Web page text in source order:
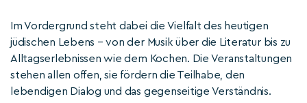
Im Vordergrund steht dabei die Vielfalt des heutigen
jüdischen Lebens – von der Musik über die Literatur bis zu
Alltagserlebnissen wie dem Kochen. Die Veranstaltungen
stehen allen offen, sie fördern die Teilhabe, den
lebendigen Dialog und das gegenseitige Verständnis.